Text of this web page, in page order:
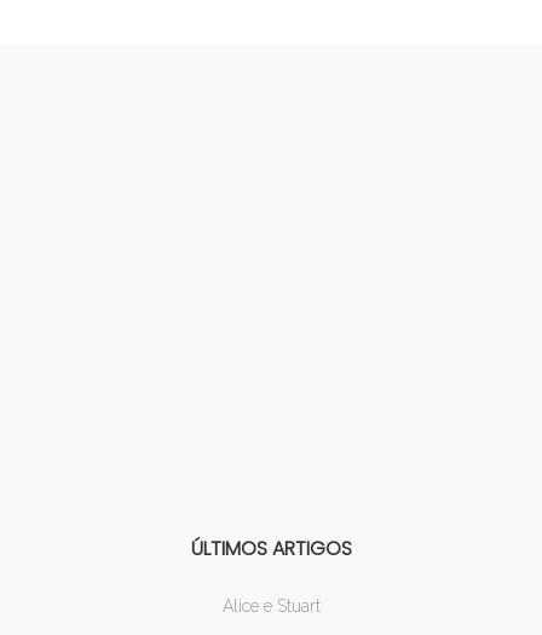
ÚLTIMOS ARTIGOS
Alice e Stuart